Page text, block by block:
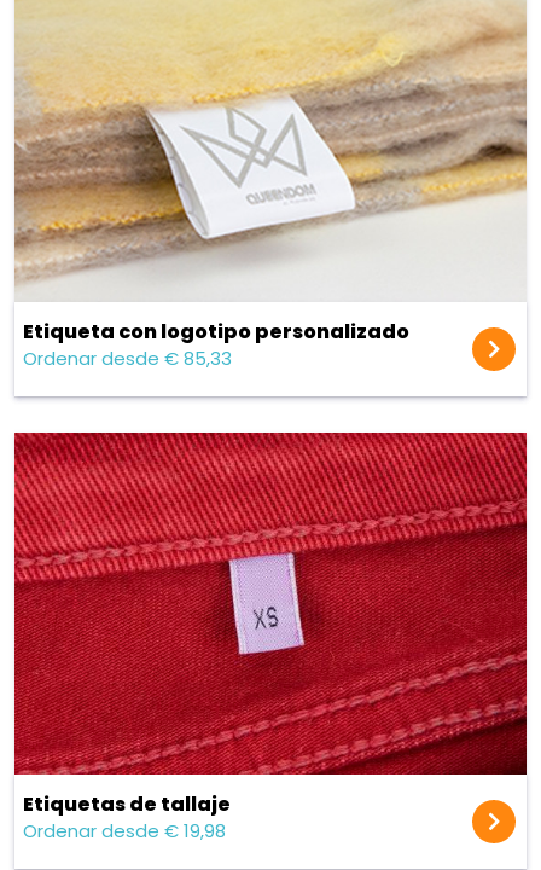
Etiqueta con logotipo personalizado
Ordenar desde € 85,33
Etiquetas de tallaje
Ordenar desde € 19,98